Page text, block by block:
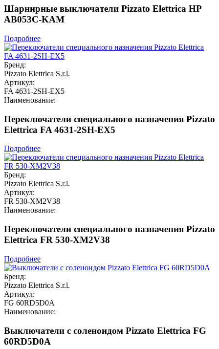
Шарнирные выключатели Pizzato Elettrica HP
AB053C-KAM
Подробнее
Бренд:
Pizzato Elettrica S.r.l.
Артикул:
FA 4631-2SH-EX5
Наименование:
Переключатели специального назначения Pizzato
Elettrica FA 4631-2SH-EX5
Подробнее
Бренд:
Pizzato Elettrica S.r.l.
Артикул:
FR 530-XM2V38
Наименование:
Переключатели специального назначения Pizzato
Elettrica FR 530-XM2V38
Подробнее
Бренд:
Pizzato Elettrica S.r.l.
Артикул:
FG 60RD5D0A
Наименование:
Выключатели с соленоидом Pizzato Elettrica FG
60RD5D0A